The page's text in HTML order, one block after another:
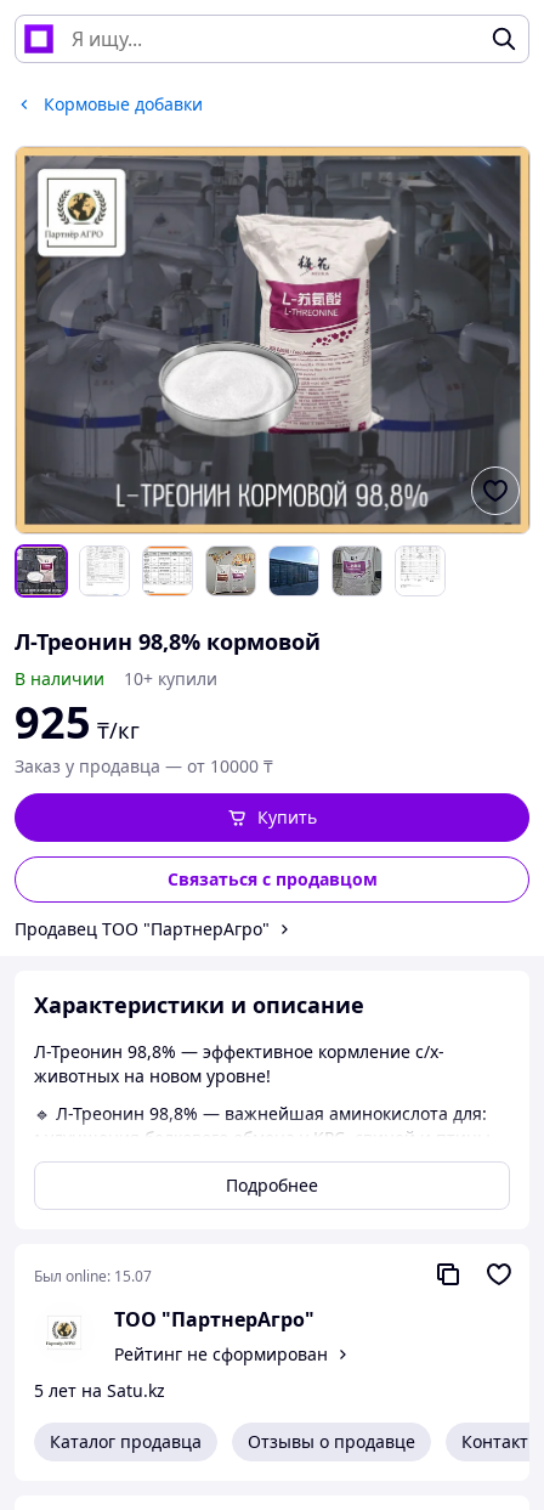
Кормовые добавки
Л-Треонин 98,8% кормовой
В наличии 10+ купили
925 ₸/кг
Заказ у продавца — от 10000 ₸
Купить
Связаться с продавцом
Продавец ТОО "ПартнерАгро"
Характеристики и описание
Л-Треонин 98,8% — эффективное кормление с/х-
животных на новом уровне!
🔹 Л-Треонин 98,8% — важнейшая аминокислота для:
• улучшения белкового обмена у КРС, свиней и птицы
• поддержания иммунной системы
• снижения себестоимости корма за счет балансировки
аминокислотного состава
📦 Упаковка: мешки по 25 кг
📈 Подходит для промышленного животноводства и
фермерских хозяйств
Показатели подтверждены протоколом лабораторных
Итоговую цену, условия отгрузки и стоимость доставки
Подробнее
Был online: 15.07
ТОО "ПартнерАгро"
Рейтинг не сформирован
5 лет на Satu.kz
Каталог продавца Отзывы о продавце Контакты